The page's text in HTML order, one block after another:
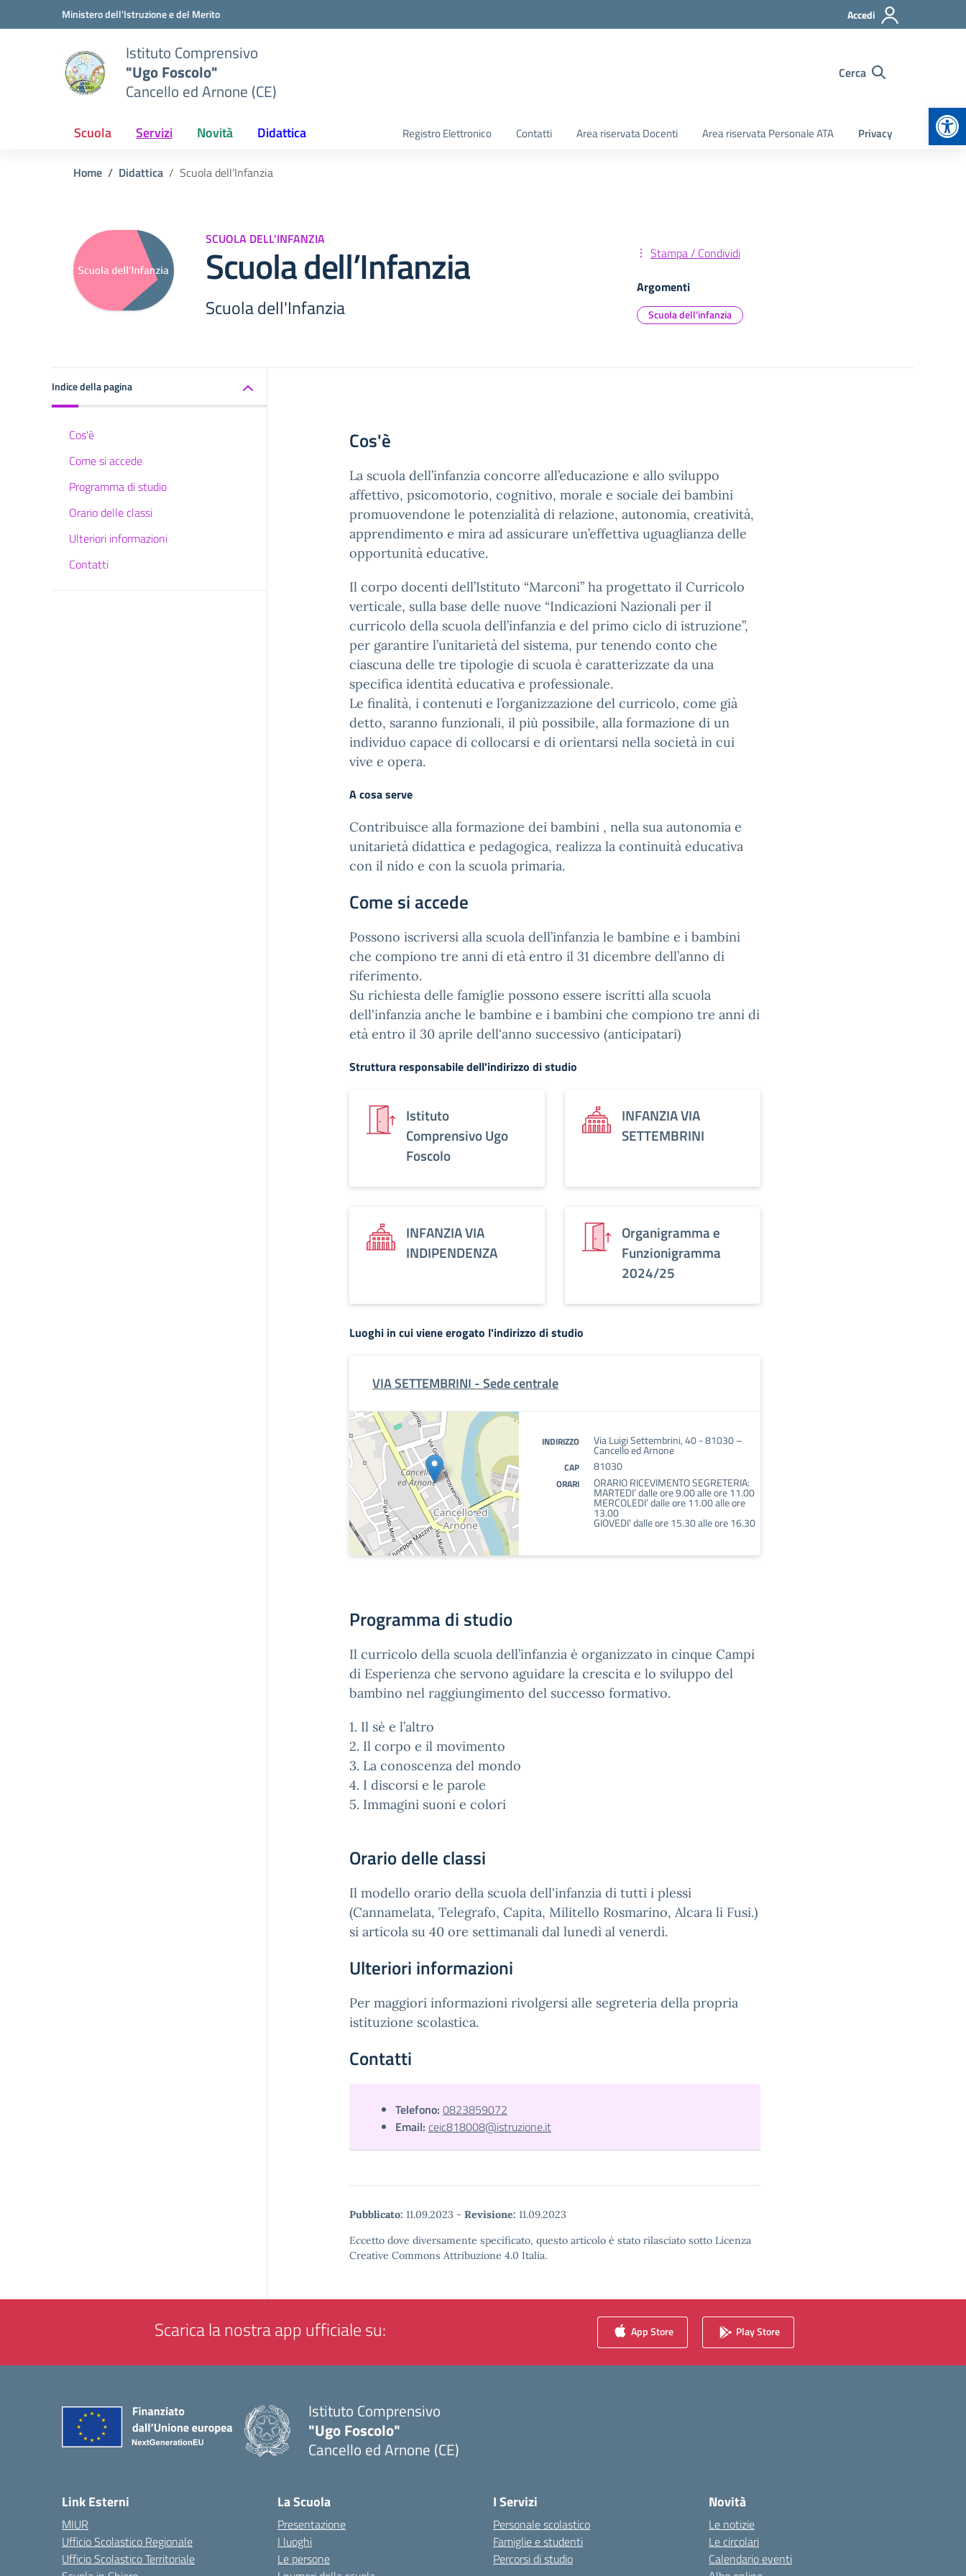
Vai ai contenuti
Vai al menu di navigazioneMinistero dell'Istruzione e del Merito Accedi
Istituto Comprensivo
"Ugo Foscolo"
Cancello ed Arnone (CE)
Cerca
Scuola Servizi Novità Didattica Registro Elettronico Contatti Area riservata Docenti Area riservata Personale ATA Privacy
Home Didattica Scuola dell’Infanzia
SCUOLA DELL'INFANZIA
Scuola dell’Infanzia
Scuola dell'Infanzia
Stampa / Condividi
Argomenti
Scuola dell'infanzia
Indice della pagina
Cos'è
Come si accede
Programma di studio
Orario delle classi
Ulteriori informazioni
Contatti
Cos'è
La scuola dell’infanzia concorre all’educazione e allo sviluppo
affettivo, psicomotorio, cognitivo, morale e sociale dei bambini
promuovendone le potenzialità di relazione, autonomia, creatività,
apprendimento e mira ad assicurare un’effettiva uguaglianza delle
opportunità educative.
Il corpo docenti dell’Istituto “Marconi” ha progettato il Curricolo
verticale, sulla base delle nuove “Indicazioni Nazionali per il
curricolo della scuola dell’infanzia e del primo ciclo di istruzione”,
per garantire l’unitarietà del sistema, pur tenendo conto che
ciascuna delle tre tipologie di scuola è caratterizzate da una
specifica identità educativa e professionale.
Le finalità, i contenuti e l’organizzazione del curricolo, come già
detto, saranno funzionali, il più possibile, alla formazione di un
individuo capace di collocarsi e di orientarsi nella società in cui
vive e opera.
A cosa serve
Contribuisce alla formazione dei bambini , nella sua autonomia e
unitarietà didattica e pedagogica, realizza la continuità educativa
con il nido e con la scuola primaria.
Come si accede
Possono iscriversi alla scuola dell’infanzia le bambine e i bambini
che compiono tre anni di età entro il 31 dicembre dell’anno di
riferimento.
Su richiesta delle famiglie possono essere iscritti alla scuola
dell'infanzia anche le bambine e i bambini che compiono tre anni di
età entro il 30 aprile dell'anno successivo (anticipatari)
Struttura responsabile dell'indirizzo di studio
Istituto
Comprensivo Ugo
Foscolo
INFANZIA VIA
SETTEMBRINI
INFANZIA VIA
INDIPENDENZA
Organigramma e
Funzionigramma
2024/25
Luoghi in cui viene erogato l'indirizzo di studio
VIA SETTEMBRINI - Sede centrale
INDIRIZZO Via Luigi Settembrini, 40 - 81030 –
Cancello ed Arnone
CAP 81030
ORARI ORARIO RICEVIMENTO SEGRETERIA:
MARTEDI’ dalle ore 9.00 alle ore 11.00
MERCOLEDI’ dalle ore 11.00 alle ore
13.00
GIOVEDI’ dalle ore 15.30 alle ore 16.30
Programma di studio
Il curricolo della scuola dell’infanzia è organizzato in cinque Campi
di Esperienza che servono aguidare la crescita e lo sviluppo del
bambino nel raggiungimento del successo formativo.
1. Il sè e l’altro
2. Il corpo e il movimento
3. La conoscenza del mondo
4. I discorsi e le parole
5. Immagini suoni e colori
Orario delle classi
Il modello orario della scuola dell'infanzia di tutti i plessi
(Cannamelata, Telegrafo, Capita, Militello Rosmarino, Alcara li Fusi.)
si articola su 40 ore settimanali dal lunedì al venerdì.
Ulteriori informazioni
Per maggiori informazioni rivolgersi alle segreteria della propria
istituzione scolastica.
Contatti
Telefono: 0823859072
Email: ceic818008@istruzione.it
Pubblicato: 11.09.2023 - Revisione: 11.09.2023
Eccetto dove diversamente specificato, questo articolo è stato rilasciato sotto Licenza
Creative Commons Attribuzione 4.0 Italia.
Scarica la nostra app ufficiale su: App Store Play Store
Istituto Comprensivo
"Ugo Foscolo"
Cancello ed Arnone (CE)
Link Esterni
MIUR
Ufficio Scolastico Regionale
Ufficio Scolastico Territoriale
La Scuola
Presentazione
I luoghi
Le persone
I Servizi
Personale scolastico
Famiglie e studenti
Percorsi di studio
Novità
Le notizie
Le circolari
Calendario eventi